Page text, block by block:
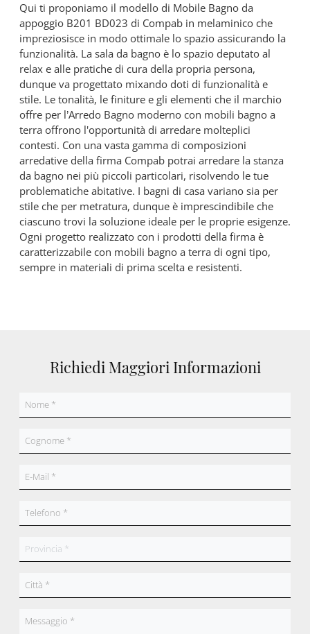
Qui ti proponiamo il modello di Mobile Bagno da
appoggio B201 BD023 di Compab in melaminico che
impreziosisce in modo ottimale lo spazio assicurando la
funzionalità. La sala da bagno è lo spazio deputato al
relax e alle pratiche di cura della propria persona,
dunque va progettato mixando doti di funzionalità e
stile. Le tonalità, le finiture e gli elementi che il marchio
offre per l’Arredo Bagno moderno con mobili bagno a
terra offrono l'opportunità di arredare molteplici
contesti. Con una vasta gamma di composizioni
arredative della firma Compab potrai arredare la stanza
da bagno nei più piccoli particolari, risolvendo le tue
problematiche abitative. I bagni di casa variano sia per
stile che per metratura, dunque è imprescindibile che
ciascuno trovi la soluzione ideale per le proprie esigenze.
Ogni progetto realizzato con i prodotti della firma è
caratterizzabile con mobili bagno a terra di ogni tipo,
sempre in materiali di prima scelta e resistenti.
Richiedi Maggiori Informazioni